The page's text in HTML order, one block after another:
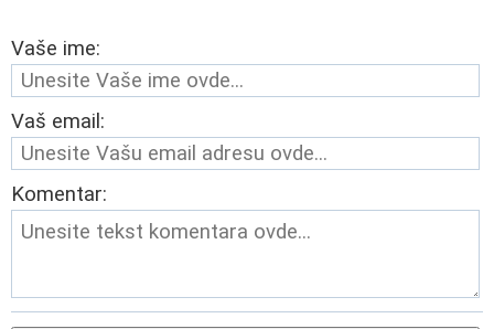
Vaše ime:
Vaš email:
Komentar: